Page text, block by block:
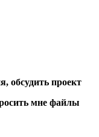
обсудить проект
мне файлы